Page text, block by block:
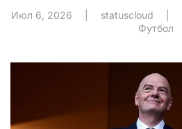
Июл 6, 2026 statuscloud
Футбол